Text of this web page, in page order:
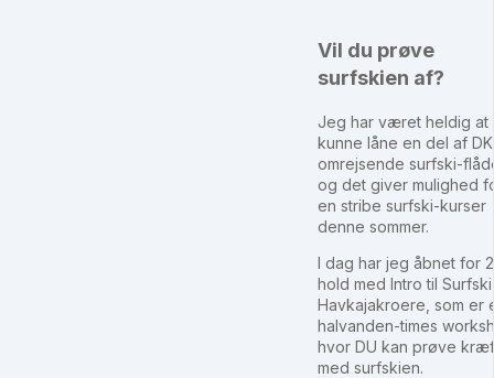
Vil du prøve
surfskien af?
Jeg har været heldig at
kunne låne en del af
omrejsende surfski-
og det giver mulighed
en stribe surfski-kurser
denne sommer.
I dag har jeg åbnet for 2
hold med Intro til
Havkajakroere, som er
halvanden-times
hvor DU kan prøve
med surfskien.